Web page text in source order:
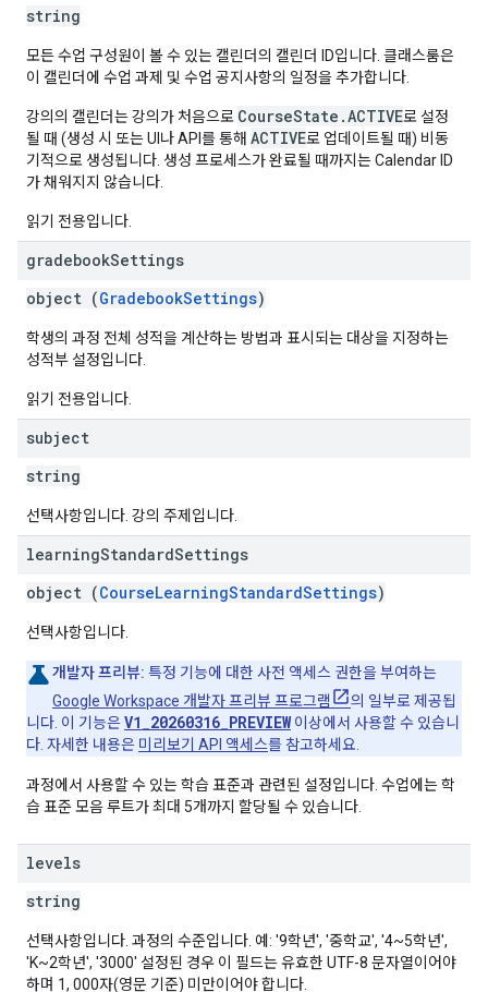
string
모든 수업 구성원이 볼 수 있는 캘린더의 캘린더 ID입니다. 클래스룸은
이 캘린더에 수업 과제 및 수업 공지사항의 일정을 추가합니다.
강의의 캘린더는 강의가 처음으로 CourseState.ACTIVE로 설정
될 때 (생성 시 또는 UI나 API를 통해 ACTIVE로 업데이트될 때) 비동
기적으로 생성됩니다. 생성 프로세스가 완료될 때까지는 Calendar ID
가 채워지지 않습니다.
읽기 전용입니다.
gradebookSettings
object (GradebookSettings)
학생의 과정 전체 성적을 계산하는 방법과 표시되는 대상을 지정하는
성적부 설정입니다.
읽기 전용입니다.
subject
string
선택사항입니다. 강의 주제입니다.
learningStandardSettings
object (CourseLearningStandardSettings)
선택사항입니다.
개발자 프리뷰: 특정 기능에 대한 사전 액세스 권한을 부여하는
Google Workspace 개발자 프리뷰 프로그램
의 일부로 제공됩
니다. 이 기능은V1_20260316_PREVIEW이상에서 사용할 수 있습니
다. 자세한 내용은 미리보기 API 액세스를 참고하세요.
과정에서 사용할 수 있는 학습 표준과 관련된 설정입니다. 수업에는 학
습 표준 모음 루트가 최대 5개까지 할당될 수 있습니다.
levels
string
선택사항입니다. 과정의 수준입니다. 예: '9학년', '중학교', '4~5학년',
'K~2학년', '3000' 설정된 경우 이 필드는 유효한 UTF-8 문자열이어야
하며 1, 000자(영문 기준) 미만이어야 합니다.